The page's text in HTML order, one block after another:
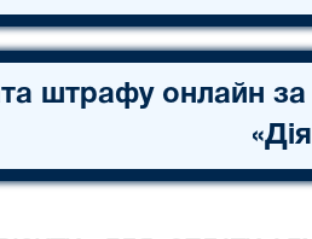
штрафу онлайн